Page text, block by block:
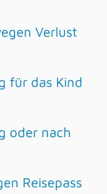
Verlust
für das Kind
oder nach
Reisepass